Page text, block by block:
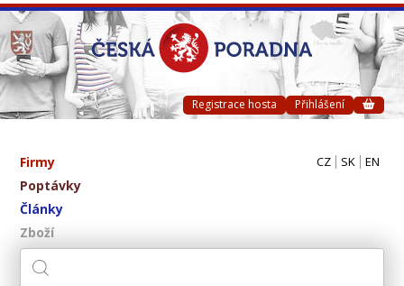
Registrace hosta Přihlášení
Firmy
Poptávky
Články
Zboží
CZ SK EN